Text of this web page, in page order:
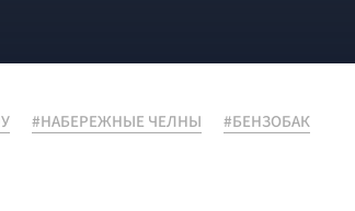
#НАБЕРЕЖНЫЕ ЧЕЛНЫ
#БЕНЗОБАК